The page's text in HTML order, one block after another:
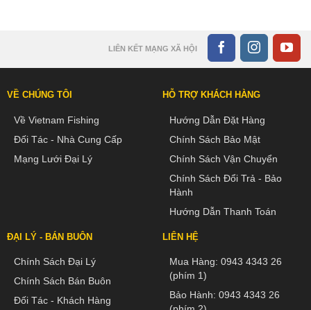
LIÊN KẾT MẠNG XÃ HỘI
VỀ CHÚNG TÔI
Về Vietnam Fishing
Đối Tác - Nhà Cung Cấp
Mạng Lưới Đại Lý
HỖ TRỢ KHÁCH HÀNG
Hướng Dẫn Đặt Hàng
Chính Sách Bảo Mật
Chính Sách Vận Chuyển
Chính Sách Đổi Trả - Bảo
Hành
Hướng Dẫn Thanh Toán
ĐẠI LÝ - BÁN BUÔN
Chính Sách Đại Lý
Chính Sách Bán Buôn
Đối Tác - Khách Hàng
LIÊN HỆ
Mua Hàng: 0943 4343 26
(phím 1)
Bảo Hành: 0943 4343 26